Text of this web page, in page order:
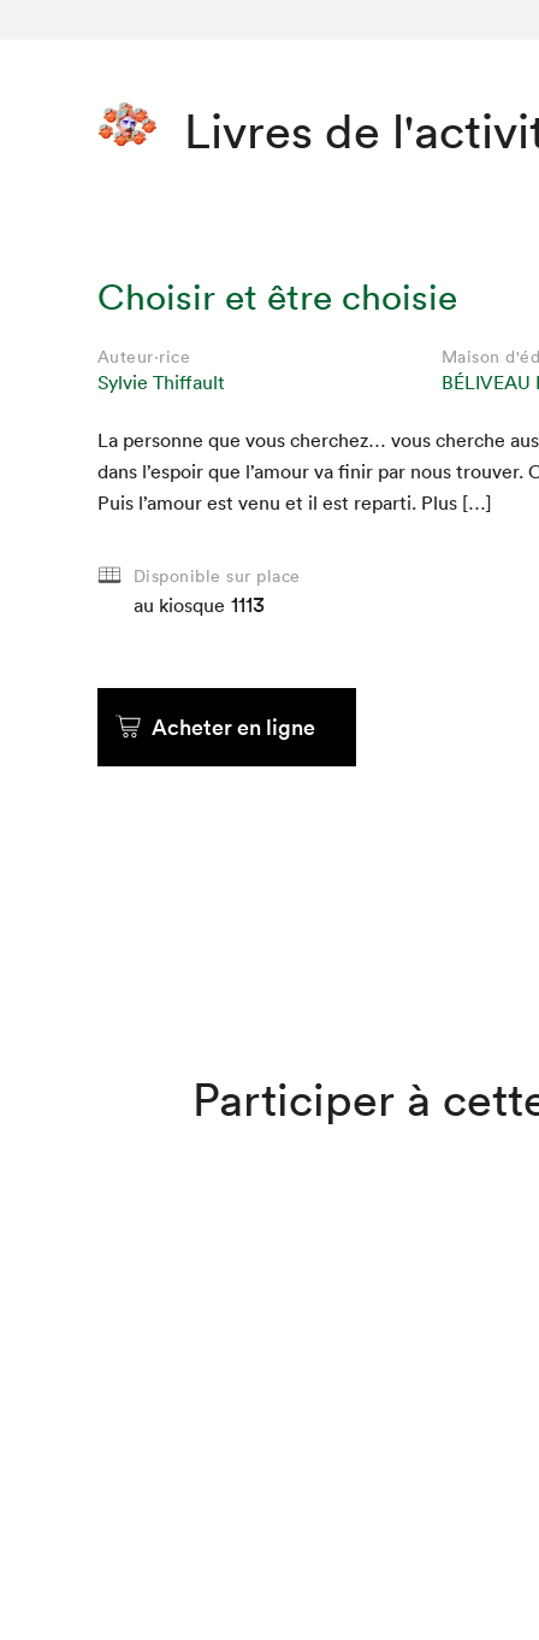
Livres de
Choisir et être choisie
Auteur·rice
Sylvie Thiffault
Maison
BÉLIVEAU
La per­son­ne que vous cherchez… vous cherche
dans l’e­spoir que l’amour va finir par nous trou­ver.
Puis l’amour est venu et il est repar­ti. Plus […]
Disponible sur place
au kiosque 1113
Acheter en ligne
Participer à